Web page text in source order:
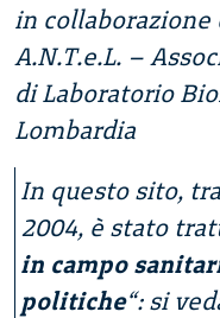
in collaborazione
A.N.T.e.L. –
di Laboratorio
Lombardia
In questo sito,
2004, è stato
in campo
politiche“: si